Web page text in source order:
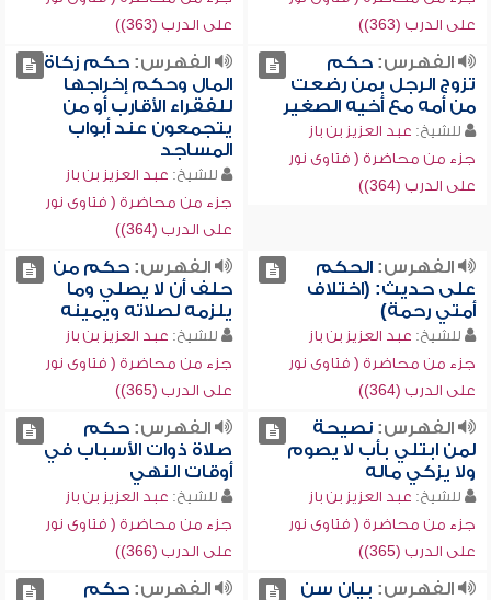
على الدرب (363))
على الدرب (363))
الفهرس:حكم
تزوج الرجل بمن رضعت
من أمه مع أخيه الصغير
للشيخ: عبد العزيز بن باز
جزء من محاضرة ( فتاوى نور
على الدرب (364))
الفهرس:حكم زكاة
المال وحكم إخراجها
للفقراء الأقارب أو من
يتجمعون عند أبواب
المساجد
للشيخ: عبد العزيز بن باز
جزء من محاضرة ( فتاوى نور
على الدرب (364))
الفهرس:الحكم
على حديث: (اختلاف
أمتي رحمة)
للشيخ: عبد العزيز بن باز
جزء من محاضرة ( فتاوى نور
على الدرب (364))
الفهرس:حكم من
حلف أن لا يصلي وما
يلزمه لصلاته ويمينه
للشيخ: عبد العزيز بن باز
جزء من محاضرة ( فتاوى نور
على الدرب (365))
الفهرس:نصيحة
لمن ابتلي بأب لا يصوم
ولا يزكي ماله
للشيخ: عبد العزيز بن باز
جزء من محاضرة ( فتاوى نور
على الدرب (365))
الفهرس:حكم
صلاة ذوات الأسباب في
أوقات النهي
للشيخ: عبد العزيز بن باز
جزء من محاضرة ( فتاوى نور
على الدرب (366))
الفهرس: بيان سن
الفهرس:حكم